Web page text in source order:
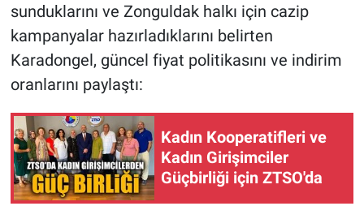
sunduklarını ve Zonguldak halkı için cazip
kampanyalar hazırladıklarını belirten
Karadongel, güncel fiyat politikasını ve indirim
oranlarını paylaştı:
Kadın Kooperatifleri ve
Kadın Girişimciler
Güçbirliği için ZTSO'da